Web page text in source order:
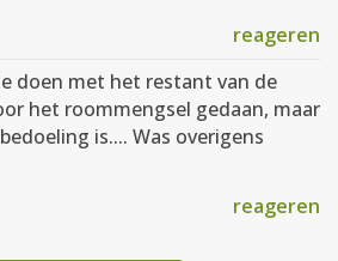
reageren
doen met het restant van de
het roommengsel gedaan, maar
is.... Was overigens
reageren